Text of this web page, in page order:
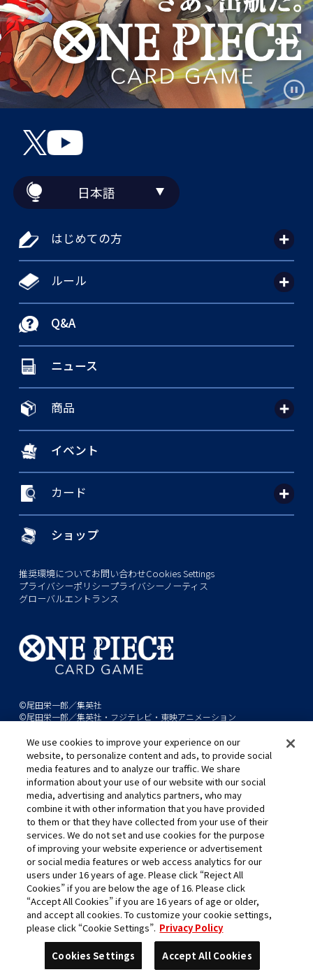
日本語
はじめての方
ルール
Q&A
ニュース
商品
イベント
カード
ショップ
推奨環境についてお問い合わせCookies Settings
プライバシーポリシープライバシーノーティス
グローバルエントランス
©尾田栄一郎／集英社
©尾田栄一郎／集英社・フジテレビ・東映アニメーション
このwebサイトに記載されているすべての画像・テキスト・データの無
断転用、転載をお断りします。
開発中につき、本サイトで使用している画像と実際の商品とは異なる場
合があります。
※AppleとAppleのロゴは、米国およびその他の国で登録されたApple
Inc.の商標です。
※Google Play および Google Play ロゴは、Google LLC の商標です。
キャリア採用
We use cookies to improve your experience on our
website, to personalize content and ads, to provide social
media features and to analyze our traffic. We share
information about your use of our website with our social
media, advertising and analytics partners, who may
combine it with other information that you have provided
to them or that they have collected from your use of their
services. We do not set and use cookies for the purpose
of improving your website experience or advertisement
or social media features or web access analytics for our
users under 16 years of age. Please click “Reject All
Cookies” if you are below the age of 16. Please click
“Accept All Cookies” if you are 16 years of age or older,
and accept all cookies. To customize your cookie settings,
please click “Cookie Settings”. Privacy Policy
Cookies Settings Accept All Cookies